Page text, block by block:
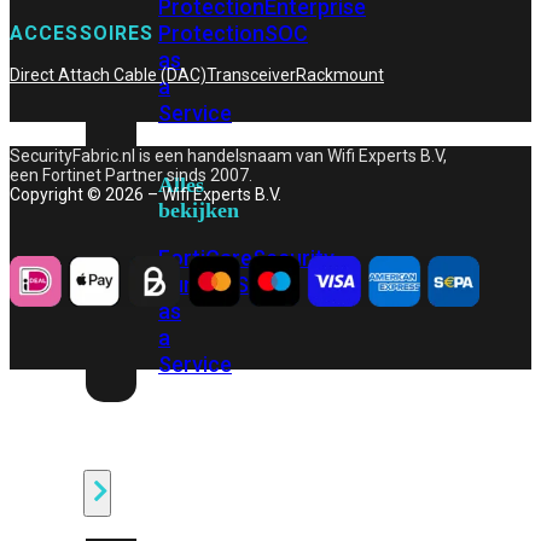
ProtectionEnterprise
ProtectionSOC
as
a
Service
Alles
bekijken
FortiCareSecurity
Bundels SOC
as
a
Service
ACCESSOIRES
Direct Attach Cable (DAC)TransceiverRackmount
SecurityFabric.nl is een handelsnaam van Wifi Experts B.V,
een Fortinet Partner sinds 2007.
Copyright © 2026 – Wifi Experts B.V.